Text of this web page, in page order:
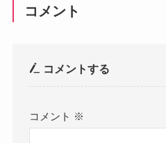
コメント
コメントする
コメント ※